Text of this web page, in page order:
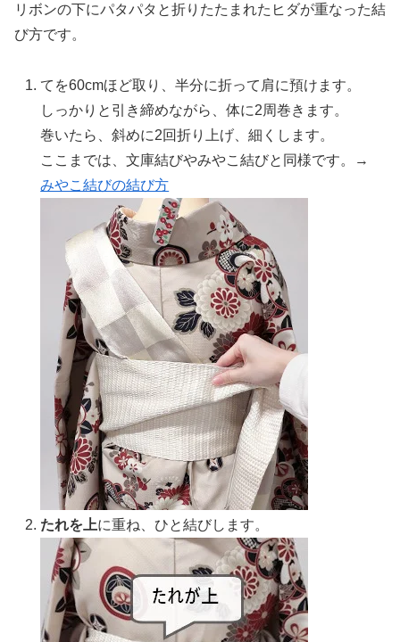
リボンの下にパタパタと折りたたまれたヒダが重なった結
び方です。
てを60cmほど取り、半分に折って肩に預けます。
しっかりと引き締めながら、体に2周巻きます。
巻いたら、斜めに2回折り上げ、細くします。
ここまでは、文庫結びやみやこ結びと同様です。→
みやこ結びの結び方
たれを上に重ね、ひと結びします。